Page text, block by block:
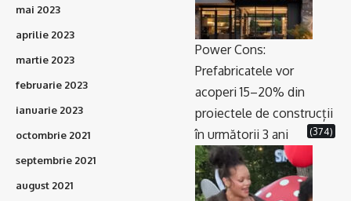
mai 2023
aprilie 2023
martie 2023
februarie 2023
ianuarie 2023
octombrie 2021
septembrie 2021
august 2021
Power Cons:
Prefabricatele vor
acoperi 15–20% din
proiectele de construcții
în următorii 3 ani
(374)